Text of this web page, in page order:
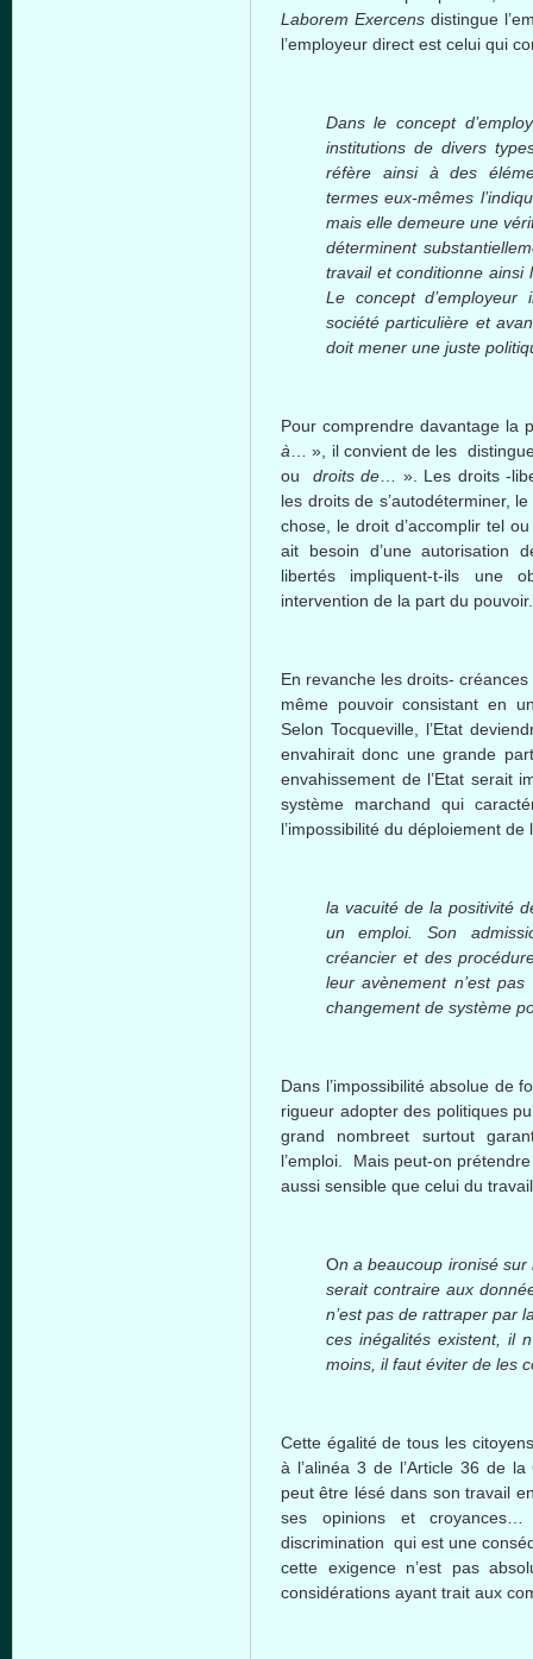
Laborem Exercens distingue
l’employeur direct est celui qui
Dans le concept
institutions de divers
réfère ainsi à des
termes eux-mêmes
mais elle demeure une
déterminent
travail et conditionne ainsi
Le concept
société particulière et
doit mener une juste
Pour comprendre davantage la
à … », il convient de les
ou droits de … ». Les droits -
les droits de s’autodéterminer,
chose, le droit d’accomplir tel
ait besoin d’une autorisation
libertés impliquent-t-ils une
intervention de la part du pouvoir.
En revanche les droits-
même pouvoir consistant en
Selon Tocqueville, l’Etat
envahirait donc une grande
envahissement de l’Etat serait
système marchand qui
l’impossibilité du déploiement de
la vacuité de la positivité
un emploi. Son
créancier et des
leur avènement n’est
changement de système
Dans l’impossibilité absolue de
rigueur adopter des politiques
grand nombreet surtout
l’emploi. Mais peut-on
aussi sensible que celui du
On a beaucoup ironisé
serait contraire aux
n’est pas de rattraper par
ces inégalités existent, il
moins, il faut éviter de les
Cette égalité de tous les
à l’alinéa 3 de l’Article 36 de
peut être lésé dans son travail
ses opinions et
discrimination qui est une
cette exigence n’est pas
considérations ayant trait aux